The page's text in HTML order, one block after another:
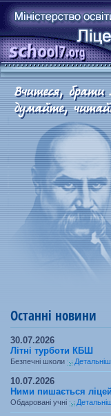
Останні новини
30.07.2026
Літні турботи КБШ
Безпечні школи
10.07.2026
Ними пишається ліцей
Обдаровані учні